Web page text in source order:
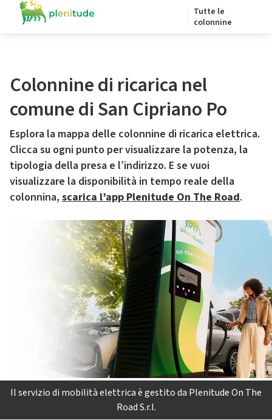
Tutte le
colonnine
Colonnine di ricarica nel
comune di San Cipriano Po
Esplora la mappa delle colonnine di ricarica elettrica.
Clicca su ogni punto per visualizzare la potenza, la
tipologia della presa e l’indirizzo. E se vuoi
visualizzare la disponibilità in tempo reale della
colonnina, scarica l’app Plenitude On The Road.
Il servizio di mobilità elettrica è gestito da Plenitude On The
Road S.r.l.